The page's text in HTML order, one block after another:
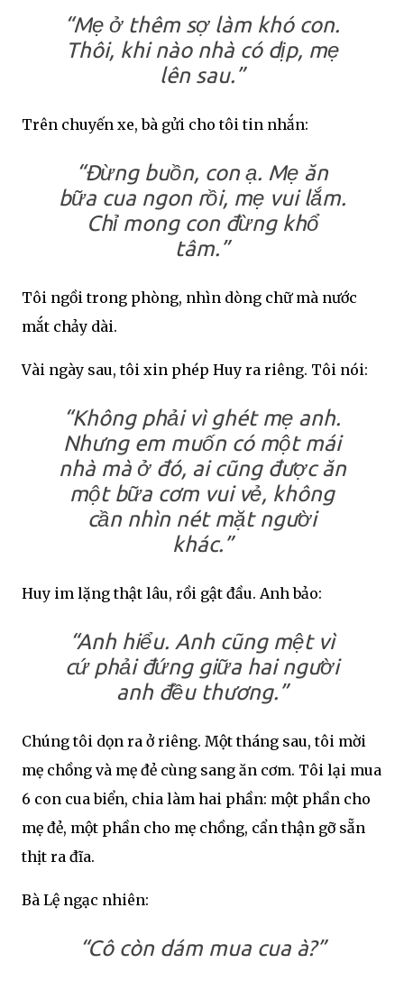
“Mẹ ở thêm sợ làm khó con.
Thôi, khi nào nhà có dịp, mẹ
lên sau.”
Trên chuyến xe, bà gửi cho tôi tin nhắn:
“Đừng buồn, con ạ. Mẹ ăn
bữa cua ngon rồi, mẹ vui lắm.
Chỉ mong con đừng khổ
tâm.”
Tôi ngồi trong phòng, nhìn dòng chữ mà nước
mắt chảy dài.
Vài ngày sau, tôi xin phép Huy ra riêng. Tôi nói:
“Không phải vì ghét mẹ anh.
Nhưng em muốn có một mái
nhà mà ở đó, ai cũng được ăn
một bữa cơm vui vẻ, không
cần nhìn nét mặt người
khác.”
Huy im lặng thật lâu, rồi gật đầu. Anh bảo:
“Anh hiểu. Anh cũng mệt vì
cứ phải đứng giữa hai người
anh đều thương.”
Chúng tôi dọn ra ở riêng. Một tháng sau, tôi mời
mẹ chồng và mẹ đẻ cùng sang ăn cơm. Tôi lại mua
6 con cua biển, chia làm hai phần: một phần cho
mẹ đẻ, một phần cho mẹ chồng, cẩn thận gỡ sẵn
thịt ra đĩa.
Bà Lệ ngạc nhiên:
“Cô còn dám mua cua à?”